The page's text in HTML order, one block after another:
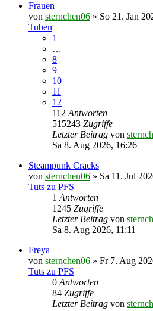
Frauen
von sternchen06 » So 21. Jan
Tuben
1
…
8
9
10
11
12
112 Antworten
515243 Zugriffe
Letzter Beitrag von
Sa 8. Aug 2026, 16:26
Steampunk Cracks
von sternchen06 » Sa 11. Jul
Tuts zu PFS
1 Antworten
1245 Zugriffe
Letzter Beitrag von
Sa 8. Aug 2026, 11:11
Freya
von sternchen06 » Fr 7. Aug
Tuts zu PFS
0 Antworten
84 Zugriffe
Letzter Beitrag von